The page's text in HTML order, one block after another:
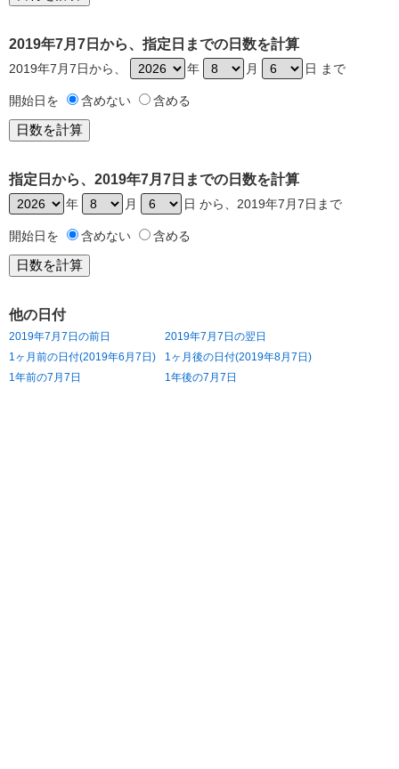
2019年7月7日から、指定日までの日数を計算
2019年7月7日から、 年 月 日 まで
開始日を 含めない 含める
指定日から、2019年7月7日までの日数を計算
年 月 日 から、2019年7月7日まで
開始日を 含めない 含める
他の日付
2019年7月7日の前日
2019年7月7日の翌日
1ヶ月前の日付(2019年6月7日)
1ヶ月後の日付(2019年8月7日)
1年前の7月7日
1年後の7月7日